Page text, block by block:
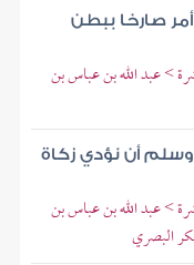
صارخا ببطن
> عبد الله بن عباس بن
وسلم أن نؤدي زكاة
> عبد الله بن عباس بن
البصري